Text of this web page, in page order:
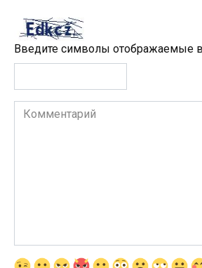
Введите символы отображаемые
Комментарий